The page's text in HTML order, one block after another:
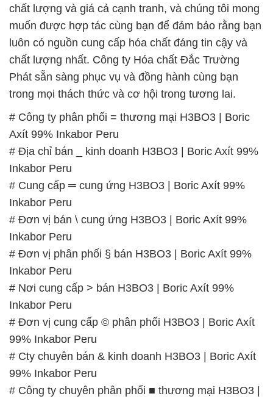
chất lượng và giá cả cạnh tranh, và chúng tôi mong
muốn được hợp tác cùng bạn để đảm bảo rằng bạn
luôn có nguồn cung cấp hóa chất đáng tin cậy và
chất lượng nhất. Công ty Hóa chất Đắc Trường
Phát sẵn sàng phục vụ và đồng hành cùng bạn
trong mọi thách thức và cơ hội trong tương lai.
# Công ty phân phối = thương mại H3BO3 | Boric
Axít 99% Inkabor Peru
# Địa chỉ bán _ kinh doanh H3BO3 | Boric Axít 99%
Inkabor Peru
# Cung cấp ═ cung ứng H3BO3 | Boric Axít 99%
Inkabor Peru
# Đơn vị bán \ cung ứng H3BO3 | Boric Axít 99%
Inkabor Peru
# Đơn vị phân phối § bán H3BO3 | Boric Axít 99%
Inkabor Peru
# Nơi cung cấp > bán H3BO3 | Boric Axít 99%
Inkabor Peru
# Đơn vị cung cấp © phân phối H3BO3 | Boric Axít
99% Inkabor Peru
# Cty chuyên bán & kinh doanh H3BO3 | Boric Axít
99% Inkabor Peru
# Công ty chuyên phân phối ■ thương mại H3BO3 |